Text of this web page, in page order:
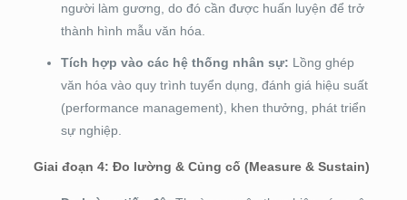
người làm gương, do đó cần được huấn luyện để trở
thành hình mẫu văn hóa.
Tích hợp vào các hệ thống nhân sự: Lồng ghép
văn hóa vào quy trình tuyển dụng, đánh giá hiệu suất
(performance management), khen thưởng, phát triển
sự nghiệp.
Giai đoạn 4: Đo lường & Củng cố (Measure & Sustain)